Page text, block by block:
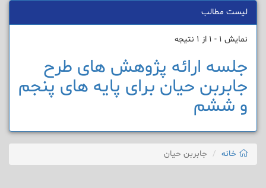
لیست مطالب
نمایش 1 - 1 از 1 نتیجه
جلسه ارائه پژوهش های طرح
جابربن حیان برای پایه های پنجم
و ششم
خانه جابربن حیان